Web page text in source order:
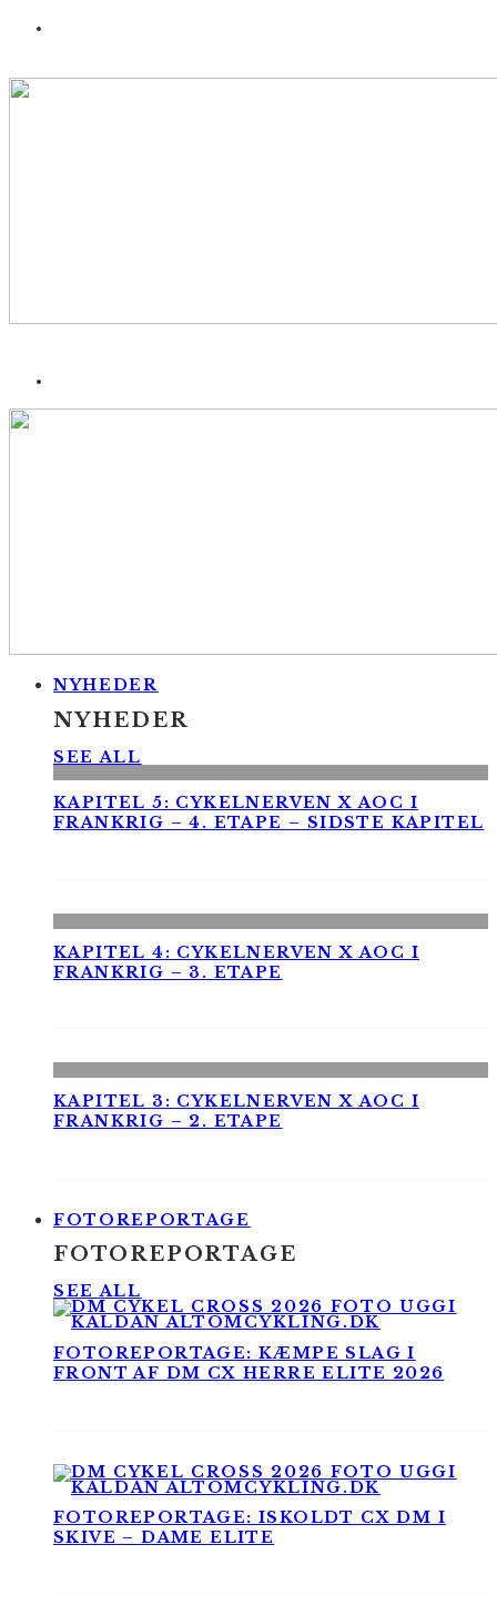
NYHEDER
NYHEDER
SEE ALL
KAPITEL 5: CYKELNERVEN X AOC I
FRANKRIG – 4. ETAPE – SIDSTE KAPITEL
KAPITEL 4: CYKELNERVEN X AOC I
FRANKRIG – 3. ETAPE
KAPITEL 3: CYKELNERVEN X AOC I
FRANKRIG – 2. ETAPE
FOTOREPORTAGE
FOTOREPORTAGE
SEE ALL
FOTOREPORTAGE: KÆMPE SLAG I
FRONT AF DM CX HERRE ELITE 2026
FOTOREPORTAGE: ISKOLDT CX DM I
SKIVE – DAME ELITE